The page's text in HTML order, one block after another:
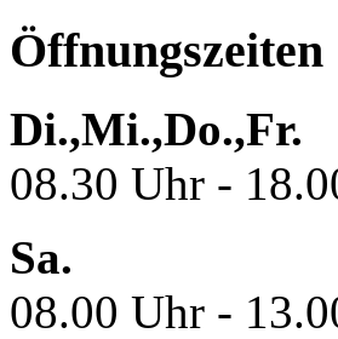
Öffnungszeiten
Di.,Mi.,Do.,Fr.
08.30 Uhr -
Sa.
08.00 Uhr -